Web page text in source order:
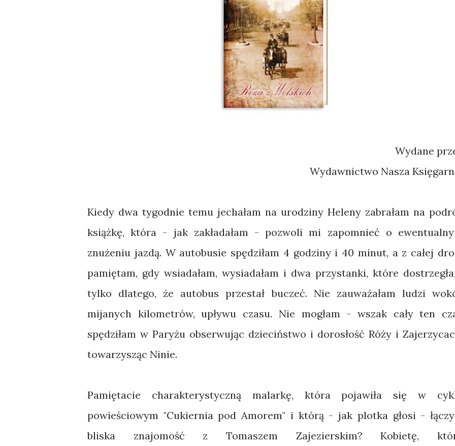
Wydane
Wydawnictwo Nasza
Kiedy dwa tygodnie temu jechałam na urodziny Heleny zabrałam na
książkę, która - jak zakładałam - pozwoli mi zapomnieć o
znużeniu jazdą. W autobusie spędziłam 4 godziny i 40 minut, a z całej
pamiętam, gdy wsiadałam, wysiadałam i dwa przystanki, które
tylko dlatego, że autobus przestał buczeć. Nie zauważałam ludzi
mijanych kilometrów, upływu czasu. Nie mogłam - wszak cały ten
spędziłam w Paryżu obserwując dzieciństwo i dorosłość Róży i
towarzysząc Ninie.
Pamiętacie charakterystyczną malarkę, która pojawiła się w
powieściowym "Cukiernia pod Amorem" i którą - jak plotka głosi -
bliska znajomość z Tomaszem Zajezierskim? Kobietę,